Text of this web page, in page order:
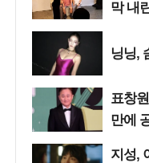
막 내
닝닝,
표창
만에
지성,